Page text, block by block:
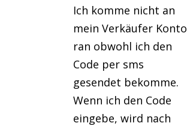
Ich komme nicht an
mein Verkäufer Konto
ran obwohl ich den
Code per sms
gesendet bekomme.
Wenn ich den Code
eingebe, wird nach